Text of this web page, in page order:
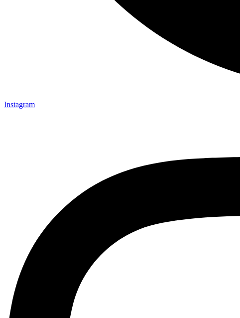
Instagram